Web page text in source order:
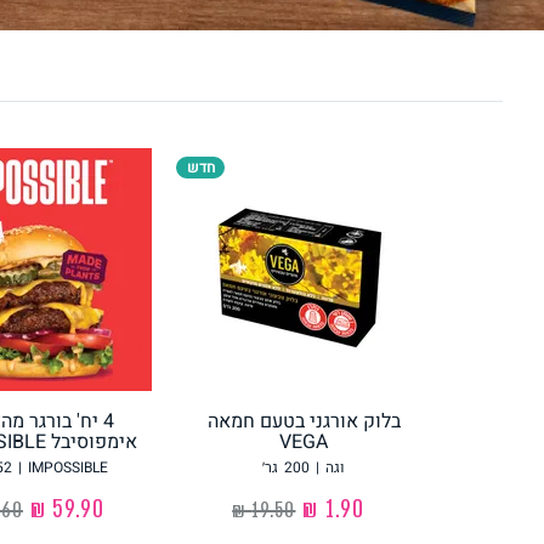
לחם, עוגות, מאפים גלידות טבעוניות
ממרחים ורטבים גיפט קארד
איטלקי אסייתי
חדש
בלוק אורגני בטעם חמאה
VEGA
200 גר׳ | וגה
‏19.50 ₪
4 יח' בורגר
אימפוסיבל IMPOSSIBLE
| IMPOSSIBLE
‏72.60 ₪